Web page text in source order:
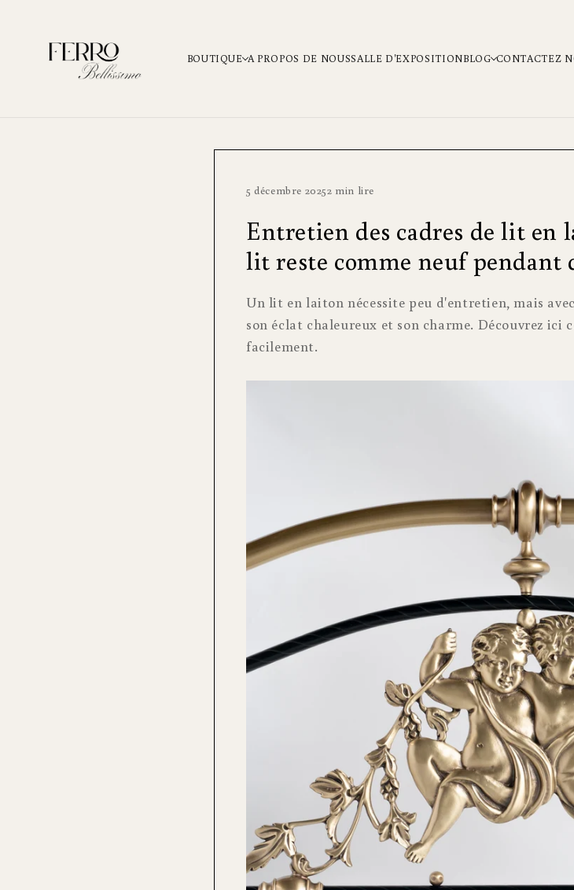
BOUTIQUE A PROPOS DE NOUSSALLE D'EXPOSITIONBLOG CONTACTEZ
5 décembre 20252 min lire
Entretien des cadres de lit en
lit reste comme neuf pendant
Un lit en laiton nécessite peu d'entretien, mais
son éclat chaleureux et son charme. Découvrez
facilement.